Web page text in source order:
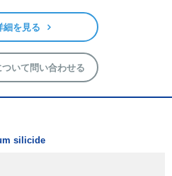
細を見る
いて問い合わせる
silicide